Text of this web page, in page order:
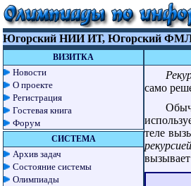
Югорский НИИ ИТ, Югорский
ВИЗИТКА
Новости
О проекте
Регистрация
Гостевая книга
Форум
СИСТЕМА
Архив задач
Состояние системы
Олимпиады
само
теле
рекурсией